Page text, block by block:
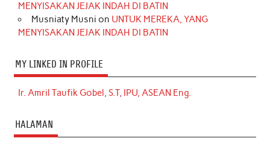
MENYISAKAN JEJAK INDAH DI BATIN
Musniaty Musni on UNTUK MEREKA, YANG
MENYISAKAN JEJAK INDAH DI BATIN
MY LINKED IN PROFILE
Ir. Amril Taufik Gobel, S.T, IPU, ASEAN Eng.
HALAMAN